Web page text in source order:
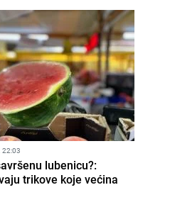
lubenicu?:
trikove koje većina